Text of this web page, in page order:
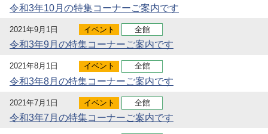
令和3年10月の特集コーナーご案内です
2021年9月1日 イベント 全館
令和3年9月の特集コーナーご案内です
2021年8月1日 イベント 全館
令和3年8月の特集コーナーご案内です
2021年7月1日 イベント 全館
令和3年7月の特集コーナーご案内です